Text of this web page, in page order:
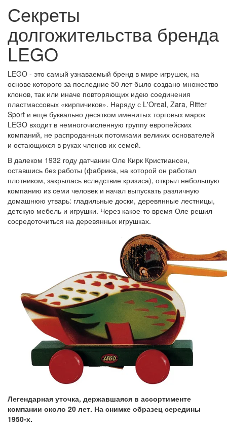
Секреты
долгожительства бренда
LEGO
LEGO - это самый узнаваемый бренд в мире игрушек, на
основе которого за последние 50 лет было создано множество
клонов, так или иначе повторяющих идею соединения
пластмассовых «кирпичиков». Наряду с L'Oreal, Zara, Ritter
Sport и еще буквально десятком именитых торговых марок
LEGO входит в немногочисленную группу европейских
компаний, не распроданных потомками великих основателей
и остающихся в руках членов их семей.
В далеком 1932 году датчанин Оле Кирк Кристиансен,
оставшись без работы (фабрика, на которой он работал
плотником, закрылась вследствие кризиса), открыл небольшую
компанию из семи человек и начал выпускать различную
домашнюю утварь: гладильные доски, деревянные лестницы,
детскую мебель и игрушки. Через какое-то время Оле решил
сосредоточиться на деревянных игрушках.
Легендарная уточка, державшаяся в ассортименте
компании около 20 лет. На снимке образец середины
1950-х.